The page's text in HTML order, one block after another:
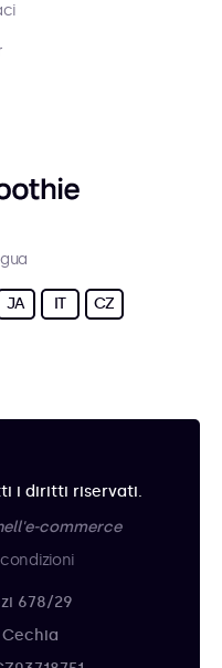
JA IT CZ
i diritti riservati.
commerce
678/29
Cechia